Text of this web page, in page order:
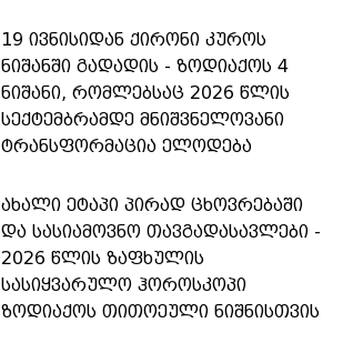
19 ივნისიდან ქირონი კუროს
ნიშანში გადადის - ზოდიაქოს 4
ნიშანი, რომლებსაც 2026 წლის
სექტემბრამდე მნიშვნელოვანი
ტრანსფორმაცია ელოდება
ახალი ეტაპი პირად ცხოვრებაში
და სასიამოვნო თავგადასავლები -
2026 წლის ზაფხულის
სასიყვარულო ჰოროსკოპი
ზოდიაქოს თითოეული ნიშნისთვის